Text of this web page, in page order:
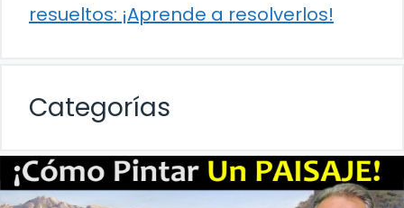
resueltos: ¡Aprende a resolverlos!
Categorías